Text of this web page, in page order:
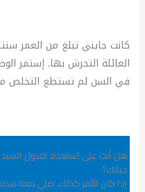
كانت جايني تبلغ من العمر
العائلة التحرش بها. إستمر
في السن لم تستطع التخلص من
هل أنت على استعداد لقبول
حياتك؟
إذا كان الأمر كذلك، صلي معنا